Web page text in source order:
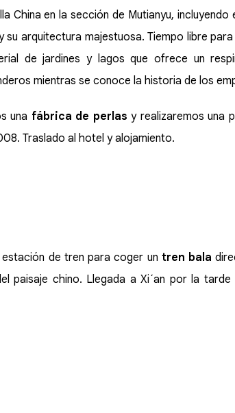
China en la sección de Mutianyu,
su arquitectura majestuosa. Tiempo libre
de jardines y lagos que ofrece un
mientras se conoce la historia de los
una fábrica de perlas y realizaremos una
Traslado al hotel y alojamiento.
de tren para coger un tren bala
paisaje chino. Llegada a Xi´an por la